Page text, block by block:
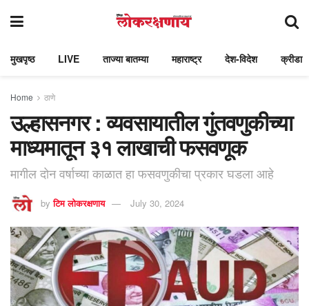
मुखपृष्ठ LIVE ताज्या बातम्या महाराष्ट्र देश-विदेश क्रीडा
Home ठाणे
उल्हासनगर : व्यवसायातील गुंतवणुकीच्या
माध्यमातून ३१ लाखाची फसवणूक
मागील दोन वर्षाच्या काळात हा फसवणुकीचा प्रकार घडला आहे
by टिम लोकरक्षणाय July 30, 2024